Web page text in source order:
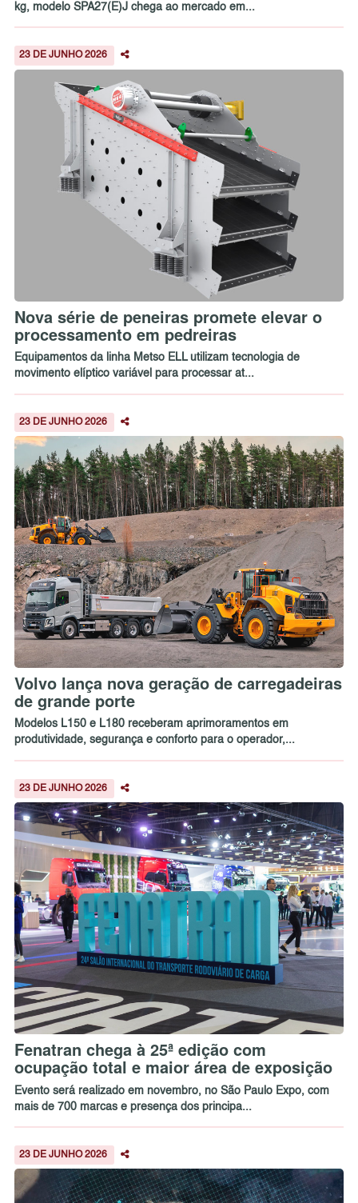
kg, modelo SPA27(E)J chega ao mercado em...
23 DE JUNHO 2026
Nova série de peneiras promete elevar o
processamento em pedreiras
Equipamentos da linha Metso ELL utilizam tecnologia de
movimento elíptico variável para processar at...
23 DE JUNHO 2026
Volvo lança nova geração de carregadeiras
de grande porte
Modelos L150 e L180 receberam aprimoramentos em
produtividade, segurança e conforto para o operador,...
23 DE JUNHO 2026
Fenatran chega à 25ª edição com
ocupação total e maior área de exposição
Evento será realizado em novembro, no São Paulo Expo, com
mais de 700 marcas e presença dos principa...
23 DE JUNHO 2026